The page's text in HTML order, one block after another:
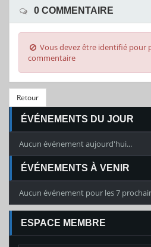
0 COMMENTAIRE
Vous devez être identifié pour
commentaire
Retour
ÉVÉNEMENTS DU JOUR
Aucun événement aujourd'hui...
ÉVÉNEMENTS À VENIR
Aucun événement pour les 7
ESPACE MEMBRE